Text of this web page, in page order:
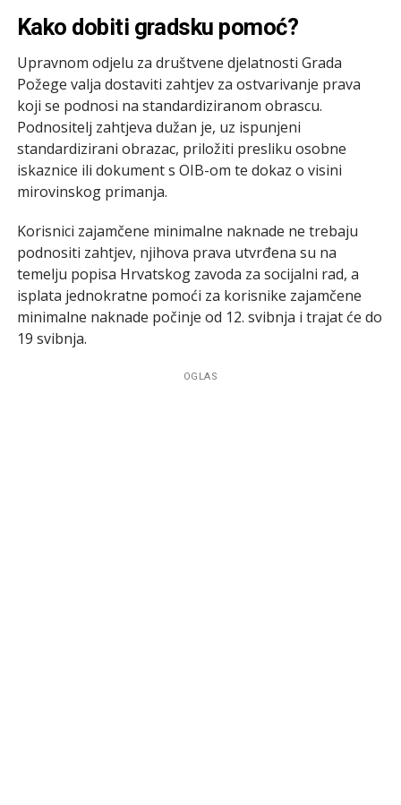
Kako dobiti gradsku pomoć?
Upravnom odjelu za društvene djelatnosti Grada
Požege valja dostaviti zahtjev za ostvarivanje prava
koji se podnosi na standardiziranom obrascu.
Podnositelj zahtjeva dužan je, uz ispunjeni
standardizirani obrazac, priložiti presliku osobne
iskaznice ili dokument s OIB-om te dokaz o visini
mirovinskog primanja.
Korisnici zajamčene minimalne naknade ne trebaju
podnositi zahtjev, njihova prava utvrđena su na
temelju popisa Hrvatskog zavoda za socijalni rad, a
isplata jednokratne pomoći za korisnike zajamčene
minimalne naknade počinje od 12. svibnja i trajat će do
19 svibnja.
OGLAS